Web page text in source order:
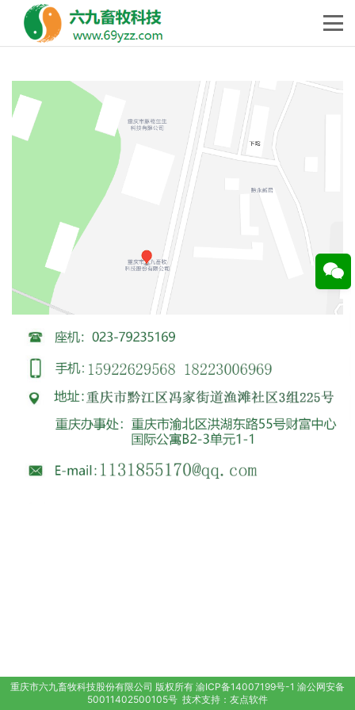
重庆市六九畜牧科技股份有限公司 版权所有 渝ICP备14007199号-1 渝公网安备
50011402500105号 技术支持： 友点软件